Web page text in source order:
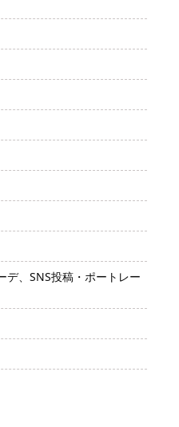
デ、SNS投稿・ポートレー